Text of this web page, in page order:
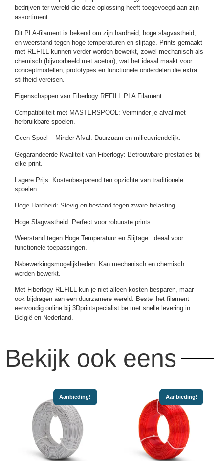
bedrijven ter wereld die deze oplossing heeft toegevoegd aan zijn
assortiment.
Dit PLA-filament is bekend om zijn hardheid, hoge slagvastheid,
en weerstand tegen hoge temperaturen en slijtage. Prints gemaakt
met REFILL kunnen verder worden bewerkt, zowel mechanisch als
chemisch (bijvoorbeeld met aceton), wat het ideaal maakt voor
conceptmodellen, prototypes en functionele onderdelen die extra
stijfheid vereisen.
Eigenschappen van Fiberlogy REFILL PLA Filament:
Compatibiliteit met MASTERSPOOL: Verminder je afval met
herbruikbare spoelen.
Geen Spoel – Minder Afval: Duurzaam en milieuvriendelijk.
Gegarandeerde Kwaliteit van Fiberlogy: Betrouwbare prestaties bij
elke print.
Lagere Prijs: Kostenbesparend ten opzichte van traditionele
spoelen.
Hoge Hardheid: Stevig en bestand tegen zware belasting.
Hoge Slagvastheid: Perfect voor robuuste prints.
Weerstand tegen Hoge Temperatuur en Slijtage: Ideaal voor
functionele toepassingen.
Nabewerkingsmogelijkheden: Kan mechanisch en chemisch
worden bewerkt.
Met Fiberlogy REFILL kun je niet alleen kosten besparen, maar
ook bijdragen aan een duurzamere wereld. Bestel het filament
eenvoudig online bij 3Dprintspecialist.be met snelle levering in
België en Nederland.
Bekijk ook eens
Aanbieding! Aanbieding!